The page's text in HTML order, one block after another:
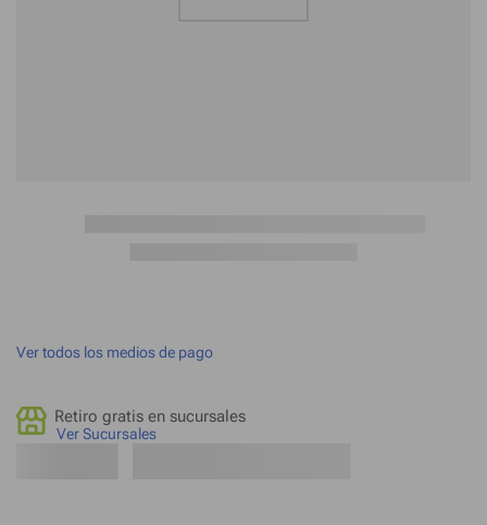
Ver todos los medios de pago
Retiro gratis en sucursales
Ver Sucursales